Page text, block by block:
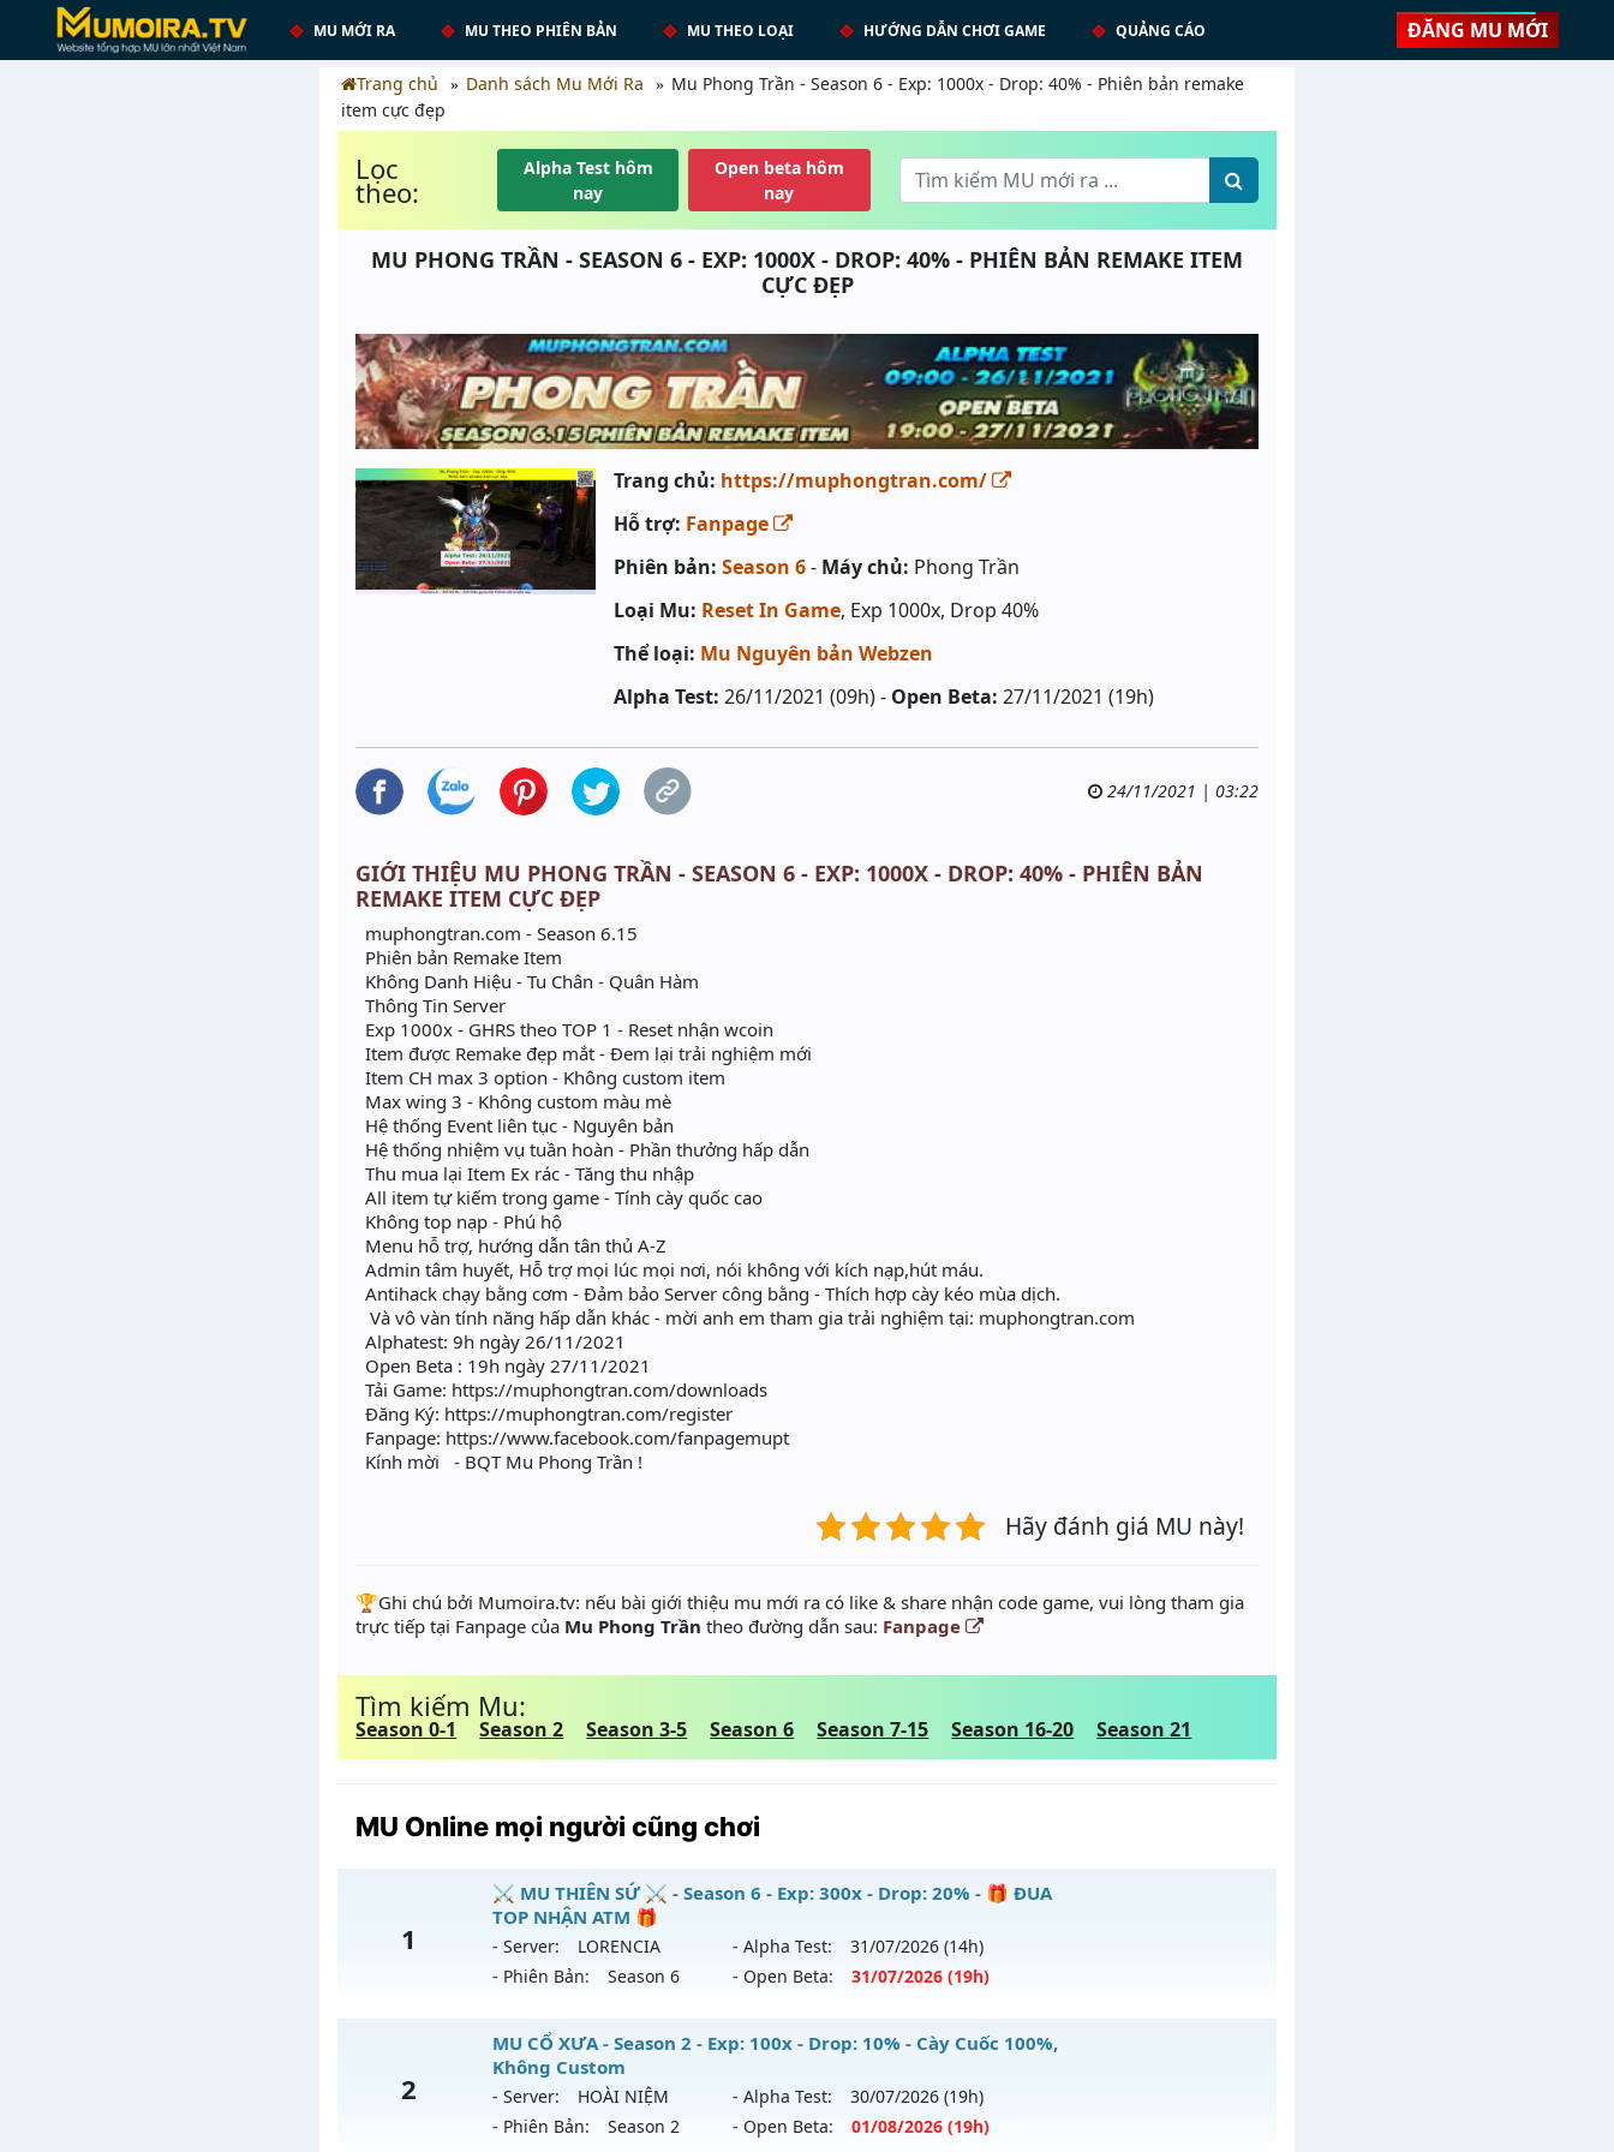
MU MỚI RA MU THEO PHIÊN BẢN MU THEO LOẠI HƯỚNG DẪN CHƠI GAME QUẢNG CÁO ĐĂNG MU MỚI
Trang chủ Danh sách Mu Mới Ra
Mu Phong Trần - Season 6 - Exp: 1000x - Drop: 40% - Phiên bản remake
item cực đẹp
Lọc
theo:
Alpha Test hôm
nay
Open beta hôm
nay
MU PHONG TRẦN - SEASON 6 - EXP: 1000X - DROP: 40% - PHIÊN BẢN REMAKE ITEM
CỰC ĐẸP
Trang chủ: https://muphongtran.com/
Hỗ trợ: Fanpage
Phiên bản: Season 6- Máy chủ: Phong Trần
Loại Mu: Reset In Game, Exp 1000x, Drop 40%
Thể loại: Mu Nguyên bản Webzen
Alpha Test: 26/11/2021 (09h) - Open Beta: 27/11/2021 (19h)
24/11/2021 | 03:22
GIỚI THIỆU MU PHONG TRẦN - SEASON 6 - EXP: 1000X - DROP: 40% - PHIÊN BẢN
REMAKE ITEM CỰC ĐẸP
muphongtran.com - Season 6.15
Phiên bản Remake Item
Không Danh Hiệu - Tu Chân - Quân Hàm
Thông Tin Server
Exp 1000x - GHRS theo TOP 1 - Reset nhận wcoin
Item được Remake đẹp mắt - Đem lại trải nghiệm mới
Item CH max 3 option - Không custom item
Max wing 3 - Không custom màu mè
Hệ thống Event liên tục - Nguyên bản
Hệ thống nhiệm vụ tuần hoàn - Phần thưởng hấp dẫn
Thu mua lại Item Ex rác - Tăng thu nhập
All item tự kiếm trong game - Tính cày quốc cao
Không top nạp - Phú hộ
Menu hỗ trợ, hướng dẫn tân thủ A-Z
Admin tâm huyết, Hỗ trợ mọi lúc mọi nơi, nói không với kích nạp,hút máu.
Antihack chạy bằng cơm - Đảm bảo Server công bằng - Thích hợp cày kéo mùa dịch.
️ Và vô vàn tính năng hấp dẫn khác - mời anh em tham gia trải nghiệm tại: muphongtran.com
Alphatest: 9h ngày 26/11/2021
Open Beta : 19h ngày 27/11/2021
Tải Game: https://muphongtran.com/downloads
Đăng Ký: https://muphongtran.com/register
Fanpage: https://www.facebook.com/fanpagemupt
Kính mời - BQT Mu Phong Trần !
Hãy đánh giá MU này!
️🏆Ghi chú bởi Mumoira.tv: nếu bài giới thiệu mu mới ra có like & share nhận code game, vui lòng tham gia
trực tiếp tại Fanpage của Mu Phong Trần theo đường dẫn sau: Fanpage
Tìm kiếm Mu:
Season 0-1 Season 2 Season 3-5 Season 6 Season 7-15 Season 16-20 Season 21
MU Online mọi người cũng chơi
1
⚔️ MU THIÊN SỨ ⚔️ - Season 6 - Exp: 300x - Drop: 20% - 🎁 ĐUA
TOP NHẬN ATM 🎁
- Server: LORENCIA - Alpha Test: 31/07/2026 (14h)
- Phiên Bản:
Season 6 - Open Beta: 31/07/2026 (19h)
⚔️ MU THIÊN SỨ ⚔️ - 🎁 ĐUA TOP NHẬN ATM 🎁
Mu mới ra tháng 07 2026 - Mở máy chủLORENCIA vào 19h ngày 31/07/2626
Exp: 300x - Drop: 20%
2
MU CỔ XƯA - Season 2 - Exp: 100x - Drop: 10% - Cày Cuốc 100%,
Không Custom
- Server: HOÀI NIỆM - Alpha Test: 30/07/2026 (19h)
- Phiên Bản:
Season 2 - Open Beta: 01/08/2026 (19h)